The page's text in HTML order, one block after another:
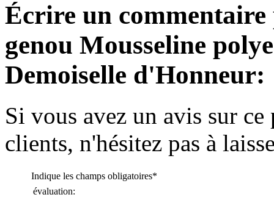
€81.87
Fourreau/ Column Taffetas C...
€73.59
A-line Col en cœur Longueu...
Écrire un
genou Mousseline
Demoiselle d'Honneur:
Si vous avez un avis sur
clients, n'hésitez pas à
Indique les champs obligatoires*
évaluation: